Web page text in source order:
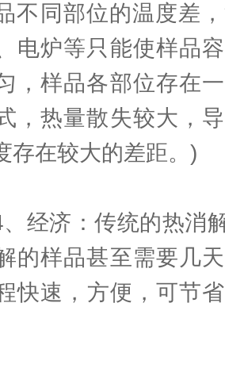
不同部位的温度差
电炉等只能使样品
，样品各部位存在
，热量散失较大，
存在较大的差距。)
济：传统的热消解
的样品甚至需要几
快速，方便，可节